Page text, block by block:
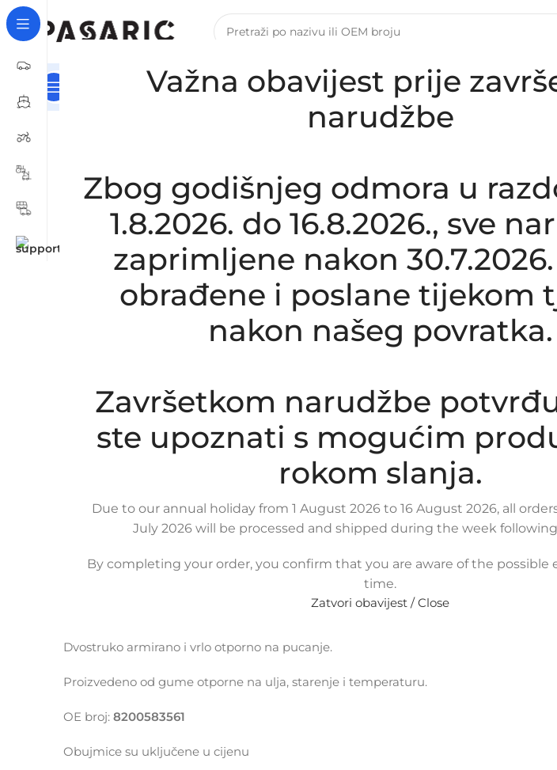
Važna obavijest prije
narudžbe
Zbog godišnjeg odmora u
1.8.2026. do 16.8.2026., sve
zaprimljene nakon
obrađene i poslane tijekom
nakon našeg povratka.
Završetkom narudžbe
ste upoznati s mogućim
rokom slanja.
Due to our annual holiday from 1 August 2026 to 16 August 2026, all
July 2026 will be processed and shipped during the week
By completing your order, you confirm that you are aware of the
time.
Zatvori obavijest / Close
Naslovna Za Tvrtke I Obrte – B2B Registracija
Zamjensko crijevo usisa zraka RENAULT
PLAĆANJA
RENAULT KANGOO / GRAND KANGOO II
Dvostruko armirano i vrlo otporno na pucanje.
Proizvedeno od gume otporne na ulja, starenje i temperaturu.
OE broj: 8200583561
Obujmice su uključene u cijenu